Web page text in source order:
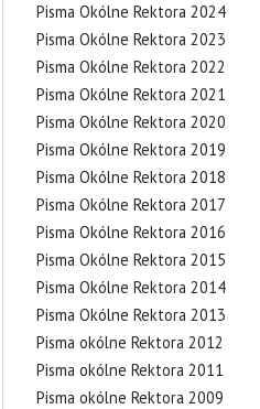
Pisma Okólne Rektora 2024
Pisma Okólne Rektora 2023
Pisma Okólne Rektora 2022
Pisma Okólne Rektora 2021
Pisma Okólne Rektora 2020
Pisma Okólne Rektora 2019
Pisma Okólne Rektora 2018
Pisma Okólne Rektora 2017
Pisma Okólne Rektora 2016
Pisma Okólne Rektora 2015
Pisma Okólne Rektora 2014
Pisma Okólne Rektora 2013
Pisma okólne Rektora 2012
Pisma okólne Rektora 2011
Pisma okólne Rektora 2009